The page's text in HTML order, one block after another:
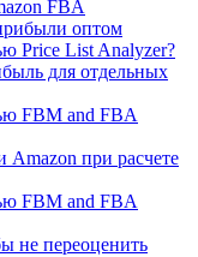
FBA
оптом
Price List Analyzer?
для отдельных
FBM and FBA
Amazon при расчете
FBM and FBA
не переоценить